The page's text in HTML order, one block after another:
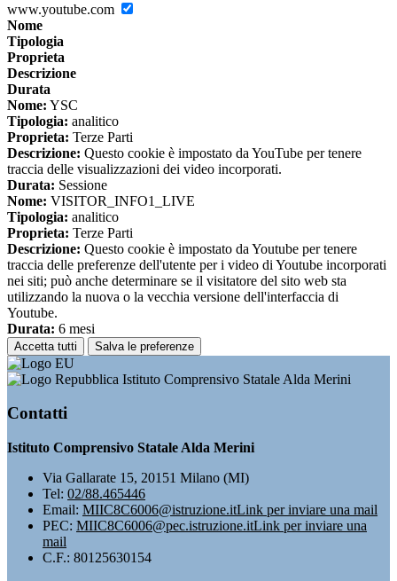
www.youtube.com
Nome
Tipologia
Proprieta
Descrizione
Durata
Nome: YSC
Tipologia: analitico
Proprieta: Terze Parti
Descrizione: Questo cookie è impostato da YouTube per tenere
traccia delle visualizzazioni dei video incorporati.
Durata: Sessione
Nome: VISITOR_INFO1_LIVE
Tipologia: analitico
Proprieta: Terze Parti
Descrizione: Questo cookie è impostato da Youtube per tenere
traccia delle preferenze dell'utente per i video di Youtube incorporati
nei siti; può anche determinare se il visitatore del sito web sta
utilizzando la nuova o la vecchia versione dell'interfaccia di
Youtube.
Durata: 6 mesi
Accetta tutti Salva le preferenze
Istituto Comprensivo Statale Alda Merini
Contatti
Istituto Comprensivo Statale Alda Merini
Via Gallarate 15, 20151 Milano (MI)
Tel: 02/88.465446
Email: MIIC8C6006@istruzione.itLink per inviare una mail
PEC: MIIC8C6006@pec.istruzione.itLink per inviare una
mail
C.F.: 80125630154